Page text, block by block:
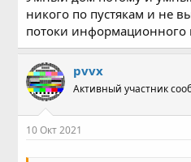
энергоэффективность
условии что будет одно
месяца для проверки?
На большие сроки не вижу
непосещаемым городской
никого по пустякам и не
потоки информационного
pvvx
Активный участник
10 Окт 2021